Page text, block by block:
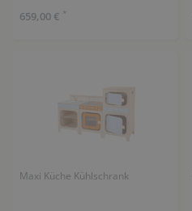
659,00 € *
Maxi Küche Kühlschrank